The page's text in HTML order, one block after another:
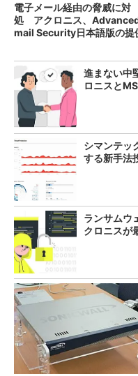
電子メール経由の脅威に対
処 アクロニス、
mail Security日本語版の提
進まない中
ロニスと
シマンテッ
する新手法
ランサムウ
クロニスが